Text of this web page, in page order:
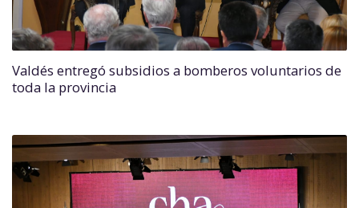
Valdés entregó subsidios a bomberos voluntarios de
toda la provincia